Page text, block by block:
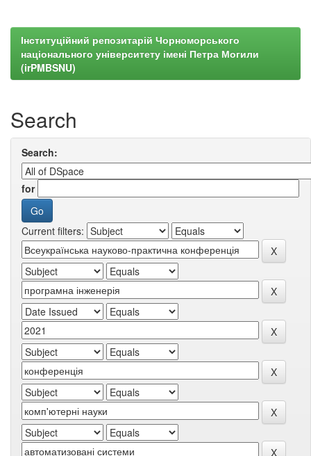
Інституційний репозитарій Чорноморського
національного університету імені Петра Могили
(irPMBSNU)
Search
Search:
for
Current filters: